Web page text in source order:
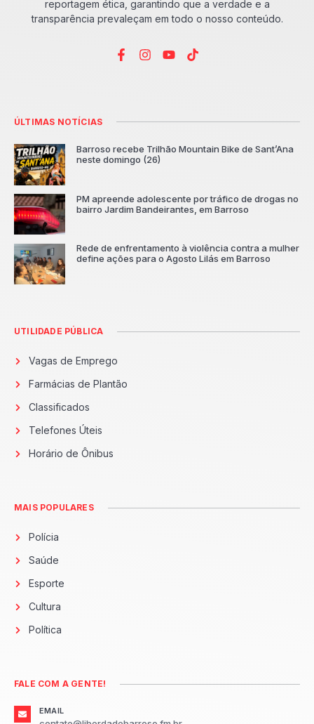
reportagem ética, garantindo que a verdade e a
transparência prevaleçam em todo o nosso conteúdo.
ÚLTIMAS NOTÍCIAS
Barroso recebe Trilhão Mountain Bike de Sant’Ana
neste domingo (26)
PM apreende adolescente por tráfico de drogas no
bairro Jardim Bandeirantes, em Barroso
Rede de enfrentamento à violência contra a mulher
define ações para o Agosto Lilás em Barroso
UTILIDADE PÚBLICA
Vagas de Emprego
Farmácias de Plantão
Classificados
Telefones Úteis
Horário de Ônibus
MAIS POPULARES
Polícia
Saúde
Esporte
Cultura
Política
FALE COM A GENTE!
EMAIL